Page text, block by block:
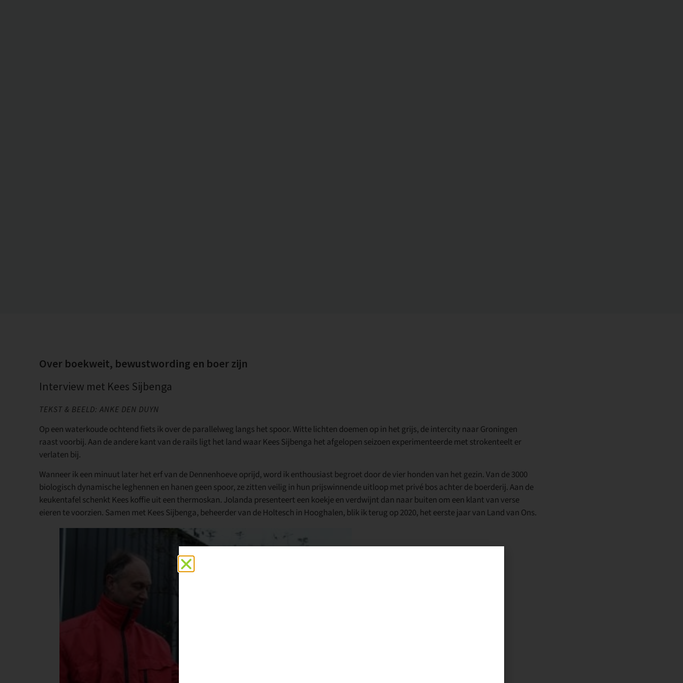
Over boekweit, bewustwording en boer zijn
Interview met Kees Sijbenga
TEKST & BEELD: ANKE DEN DUYN
Op een waterkoude ochtend fiets ik over de parallelweg langs het spoor. Witte lichten doemen op in het grijs, de intercity naar Groningen
raast voorbij. Aan de andere kant van de rails ligt het land waar Kees Sijbenga het afgelopen seizoen experimenteerde met strokenteelt er
verlaten bij.
Wanneer ik een minuut later het erf van de Dennenhoeve oprijd, word ik enthousiast begroet door de vier honden van het gezin. Van de 3000
biologisch dynamische leghennen en hanen geen spoor, ze zitten veilig in hun prijswinnende uitloop met privé bos achter de boerderij. Aan de
keukentafel schenkt Kees koffie uit een thermoskan. Jolanda presenteert een koekje en verdwijnt dan naar buiten om een klant van verse
eieren te voorzien. Samen met Kees Sijbenga, beheerder van de Holtesch in Hooghalen, blik ik terug op 2020, het eerste jaar van Land van Ons.